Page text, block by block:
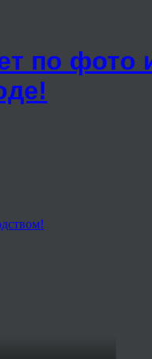
по фото